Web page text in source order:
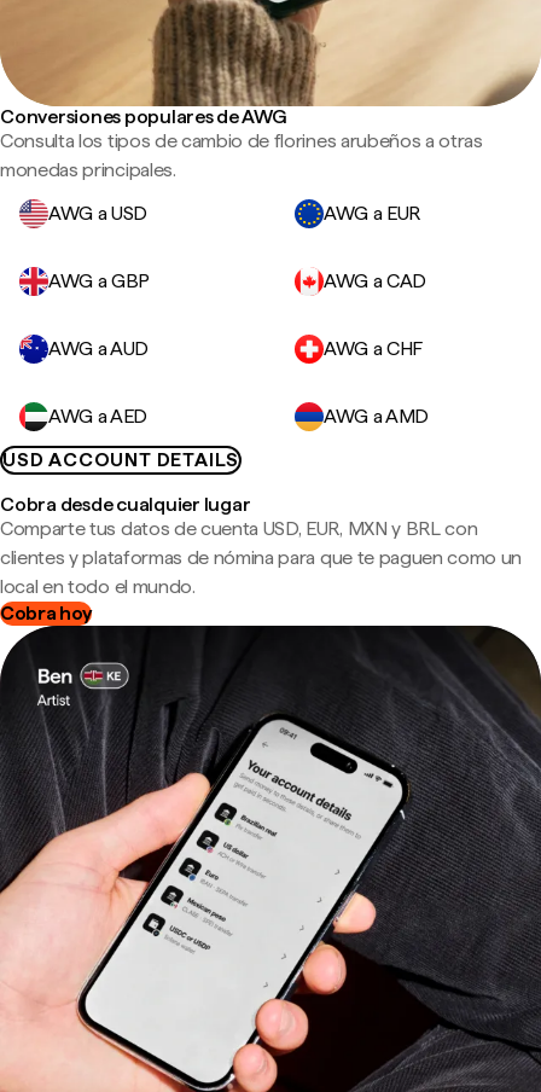
Conversiones populares de AWG
Consulta los tipos de cambio de florines arubeños a otras
monedas principales.
AWG a USD
AWG a EUR
AWG a GBP AWG a CAD
AWG a AUD AWG a CHF
AWG a AED
AWG a AMD
USD ACCOUNT DETAILS
Cobra desde cualquier lugar
Comparte tus datos de cuenta USD, EUR, MXN y BRL con
clientes y plataformas de nómina para que te paguen como un
local en todo el mundo.
Cobra hoy